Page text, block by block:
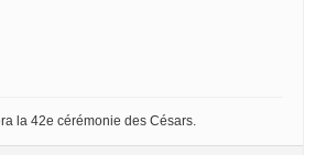
la 42e cérémonie des Césars.